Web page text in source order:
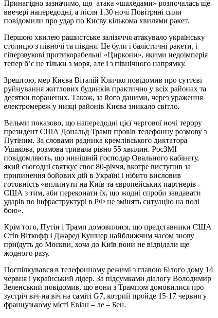
Принагідно зазначимо, що атака «шахедами» розпочалась ще
ввечері напередодні, а після 1.30 ночі Повітряні сили
повідомили про удар по Києву кількома хвилями ракет.
Першою хвилею рашистське залізяччя атакувало українську
столицю з півночі та півдня. Це були і балістичні ракети, і
гіперзвукові протикорабельні «Циркони», якими недоімперія
тепер б’є не тільки з моря, але і з північного напрямку.
Зрештою, мер Києва Віталій Кличко повідомив про суттєві
руйнування житлових будинків практично у всіх районах та
десятки поранених. Також, за його даними, через ураження
електромереж у низці районів Києва зникало світло.
Вельми показово, що напередодні цієї чергової ночі терору
президент США Дональд Трамп провів телефонну розмову з
Путіним. За словами радника кремлівського диктатора
Ушакова, розмова тривала рівно 55 хвилин. РосЗМІ
повідомляють, що нинішній господар Овального кабінету,
який сьогодні святкує своє 80-річчя, вкотре виступив за
припинення бойових дій в Україні і нібито висловив
готовність «вплинути на Київ та європейських партнерів
США з тим, аби переконати їх, що жодні спроби завдавати
ударів по інфраструктурі в РФ не змінять ситуацію на полі
бою».
Крім того, Путін і Трамп домовилися, що представники США
Стів Віткофф і Джаред Кушнер найближчим часом знову
приїдуть до Москви, хоча до Київ вони не відвідали ще
жодного разу.
Поспілкувався в телефонному режимі з главою Білого дому 14
червня і український лідер. За підсумками діалогу Володимир
Зеленський повідомив, що вони з Трампом домовилися про
зустріч віч-на віч на саміті G7, котрий пройде 15-17 червня у
французькому місті Евіан – ле – Бен.